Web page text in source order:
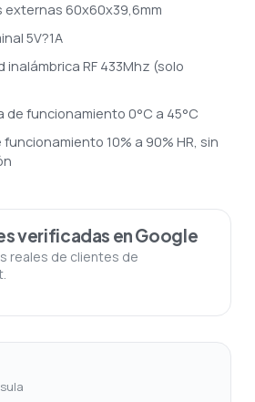
externas 60x60x39,6mm
5V?1A
inalámbrica RF 433Mhz (solo
de funcionamiento 0°C a 45°C
10% a 90% HR, sin
verificadas en Google
reales de clientes de